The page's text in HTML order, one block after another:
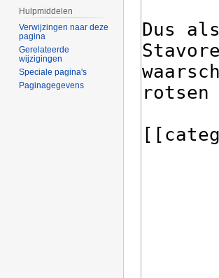
Hulpmiddelen
Verwijzingen naar deze
pagina
Gerelateerde
wijzigingen
Speciale pagina's
Paginagegevens